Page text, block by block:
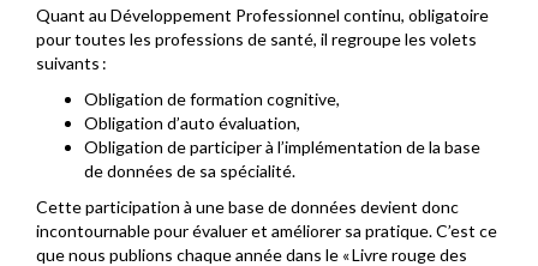
Quant au Développement Professionnel continu, obligatoire
pour toutes les professions de santé, il regroupe les volets
suivants :
Obligation de formation cognitive,
Obligation d’auto évaluation,
Obligation de participer à l’implémentation de la base
de données de sa spécialité.
Cette participation à une base de données devient donc
incontournable pour évaluer et améliorer sa pratique. C’est ce
que nous publions chaque année dans le « Livre rouge des